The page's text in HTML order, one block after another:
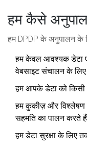
हम कैसे
हम DPDP के अनुपालन के
हम केवल आवश्यक डेटा
वेबसाइट संचालन के
हम आपके डेटा को किसी
हम कुकीज़ और विश्लेषण
सहमति का पालन करते
हम डेटा सुरक्षा के लिए